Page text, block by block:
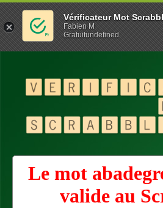
Le mot
valide au
Vérificateur Mot
Fabien M
Gratuitundefined